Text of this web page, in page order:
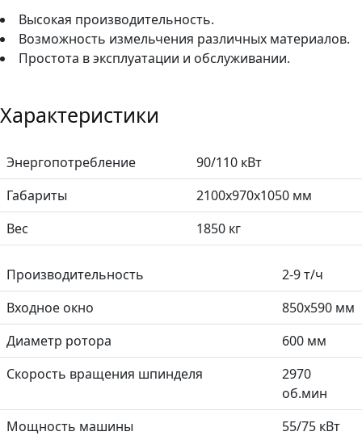
Высокая производительность.
Возможность измельчения различных материалов.
Простота в эксплуатации и обслуживании.
Характеристики
Энергопотребление
90/110 кВт
Габариты
2100х970х1050 мм
Вес
1850 кг
Производительность
2-9 т/ч
Входное окно
850х590 мм
Диаметр ротора
600 мм
Скорость вращения шпинделя
2970
об.мин
Мощность машины
55/75 кВт